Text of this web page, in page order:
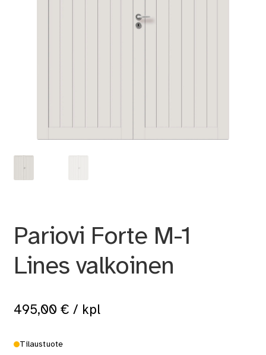
Pariovi Forte M-1
Lines valkoinen
495,00 € / kpl
Tilaustuote